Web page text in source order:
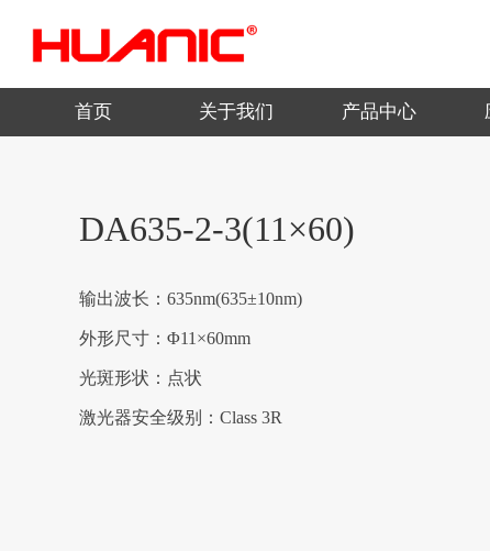
首页 关于我们 产品中心
DA635-2-3(11×60)
输出波长：635nm(635±10nm)
外形尺寸：Φ11×60mm
光斑形状：点状
激光器安全级别：Class 3R